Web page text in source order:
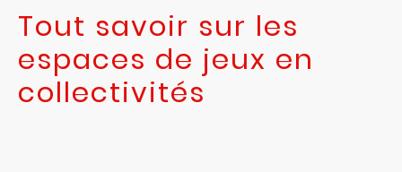
Tout savoir sur les
espaces de jeux en
collectivités